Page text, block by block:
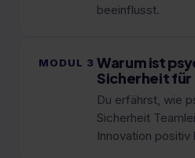
beeinflusst.
MODUL 3 Warum ist
Sicherheit
Du erfährst, wie
Sicherheit
Innovation